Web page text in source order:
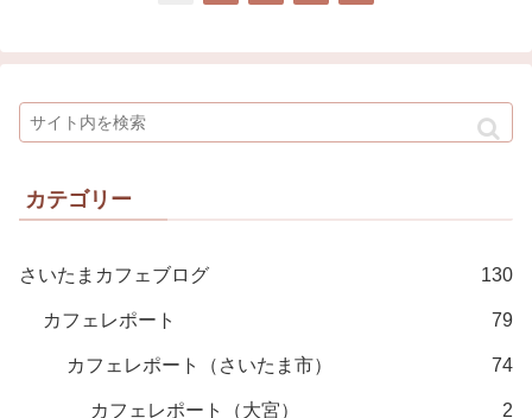
カテゴリー
さいたまカフェブログ 130
カフェレポート 79
カフェレポート（さいたま市） 74
カフェレポート（大宮） 2